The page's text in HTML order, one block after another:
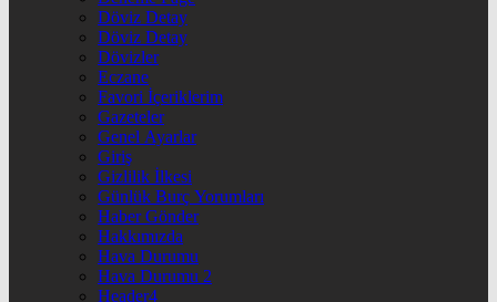
Döviz Detay
Döviz Detay
Dövizler
Eczane
Favori İçeriklerim
Gazeteler
Genel Ayarlar
Giriş
Gizlilik İlkesi
Günlük Burç Yorumları
Haber Gönder
Hakkımızda
Hava Durumu
Hava Durumu 2
Header4